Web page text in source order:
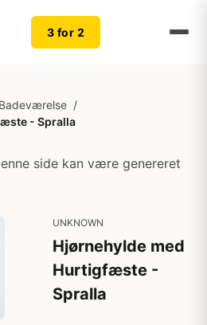
3 for 2
/
- Spralla
side kan være genereret
UNKNOWN
Hjørnehylde med
Hurtigfæste -
Spralla